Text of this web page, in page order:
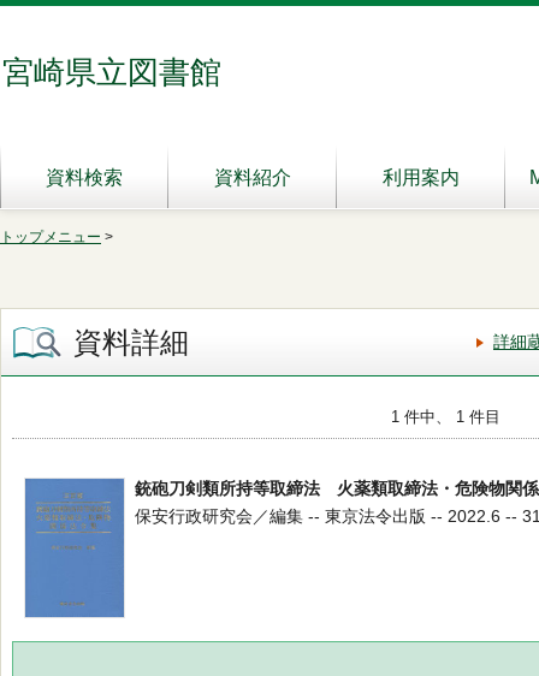
宮崎県立図書館
資料検索 資料紹介 利用案内
トップメニュー >
資料詳細 詳細
1 件中、 1 件目
銃砲刀剣類所持等取締法 火薬類取締法・危険物関
保安行政研究会／編集 -- 東京法令出版 -- 2022.6 --